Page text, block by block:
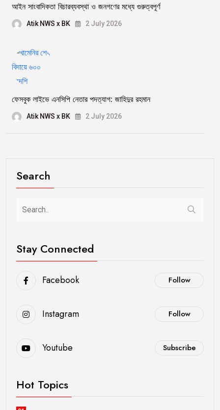
আইন সাংবাদিকতা বিচারব্যবস্থা ও জনগণের মধ্যে গুরুত্বপূর্ণ
Atik NWS x BK 2 July 2026
ফেসবুক লাইভে এনসিপি নেতার পদত্যাগ: জাহিদুর রহমান
Atik NWS x BK 2 July 2026
Search
Stay Connected
Facebook Follow
Instagram Follow
Youtube Subscribe
Hot Topics